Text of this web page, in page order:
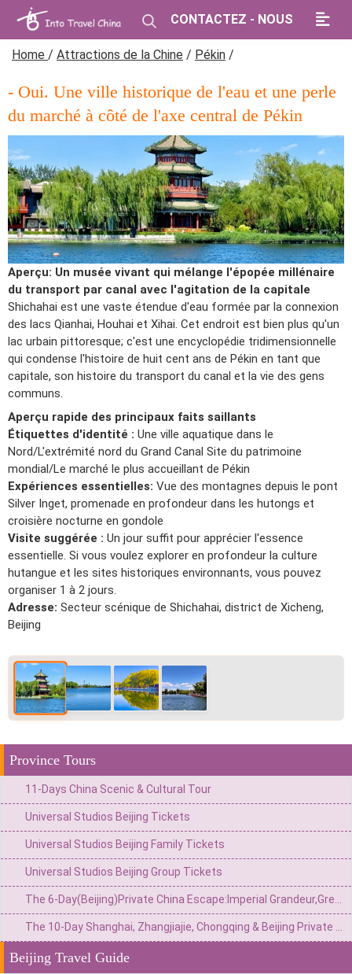
CONTACTEZ - NOUS
Home / Attractions de la Chine / Pékin /
- Oui. Une ville historique de l'eau et une perle
du marché à côté de l'axe central de Pékin
Aperçu: Un musée vivant qui mélange l'épopée millénaire
du transport par canal avec l'agitation de la capitale
Shichahai est une vaste étendue d'eau formée par la connexion
des lacs Qianhai, Houhai et Xihai. Cet endroit est bien plus qu'un
lac urbain pittoresque; c'est une encyclopédie tridimensionnelle
qui condense l'histoire de huit cent ans de Pékin en tant que
capitale, son histoire du transport du canal et la vie des gens
communs.
Aperçu rapide des principaux faits saillants
Étiquettes d'identité : Une ville aquatique dans le
Nord/L'extrémité nord du Grand Canal Site du patrimoine
mondial/Le marché le plus accueillant de Pékin
Expériences essentielles: Vue des montagnes depuis le pont
Silver Inget, promenade en profondeur dans les hutongs et
croisière nocturne en gondole
Visite suggérée : Un jour suffit pour apprécier l'essence
essentielle. Si vous voulez explorer en profondeur la culture
hutangue et les sites historiques environnants, vous pouvez
organiser 1 à 2 jours.
Adresse: Secteur scénique de Shichahai, district de Xicheng,
Beijing
Province Tours
11-Days China Scenic & Cultural Tour
Universal Studios Beijing Tickets
Universal Studios Beijing Family Tickets
Universal Studios Beijing Group Tickets
Beijing Travel Guide